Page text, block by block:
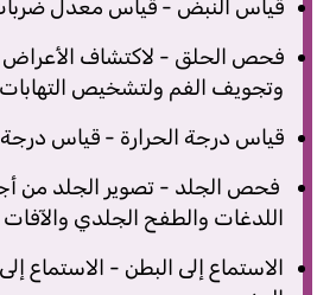
قياس النبض - قياس معدل
فحص الحلق - لاكتشاف الأعراض
وتجويف الفم ولتشخيص
قياس درجة الحرارة - قياس
فحص الجلد - تصوير الجلد من
اللدغات والطفح الجلدي والآفات
الاستماع إلى البطن - الاستماع